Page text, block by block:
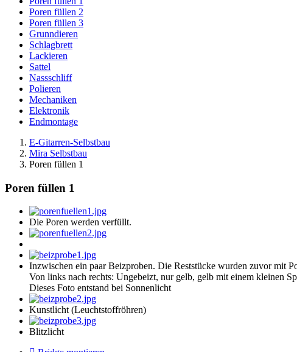
Poren füllen 2
Poren füllen 3
Grunndieren
Schlagbrett
Lackieren
Sattel
Nassschliff
Polieren
Mechaniken
Elektronik
Endmontage
E-Gitarren-Selbstbau
Mira Selbstbau
Poren füllen 1
Poren füllen 1
Die Poren werden verfüllt.
Inzwischen ein paar Beizproben. Die Reststücke wurden zuvor mit
Von links nach rechts: Ungebeizt, nur gelb, gelb mit einem kleinen
Dieses Foto entstand bei Sonnenlicht
Kunstlicht (Leuchtstoffröhren)
Blitzlicht